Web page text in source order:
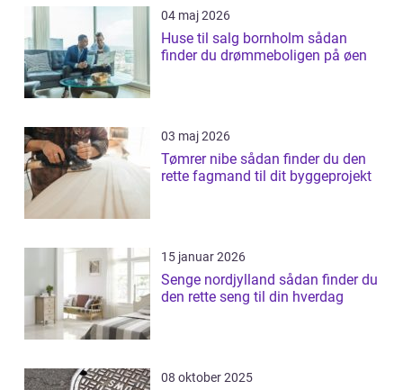
04 maj 2026
Huse til salg bornholm sådan
finder du drømmeboligen på øen
03 maj 2026
Tømrer nibe sådan finder du den
rette fagmand til dit byggeprojekt
15 januar 2026
Senge nordjylland sådan finder du
den rette seng til din hverdag
08 oktober 2025